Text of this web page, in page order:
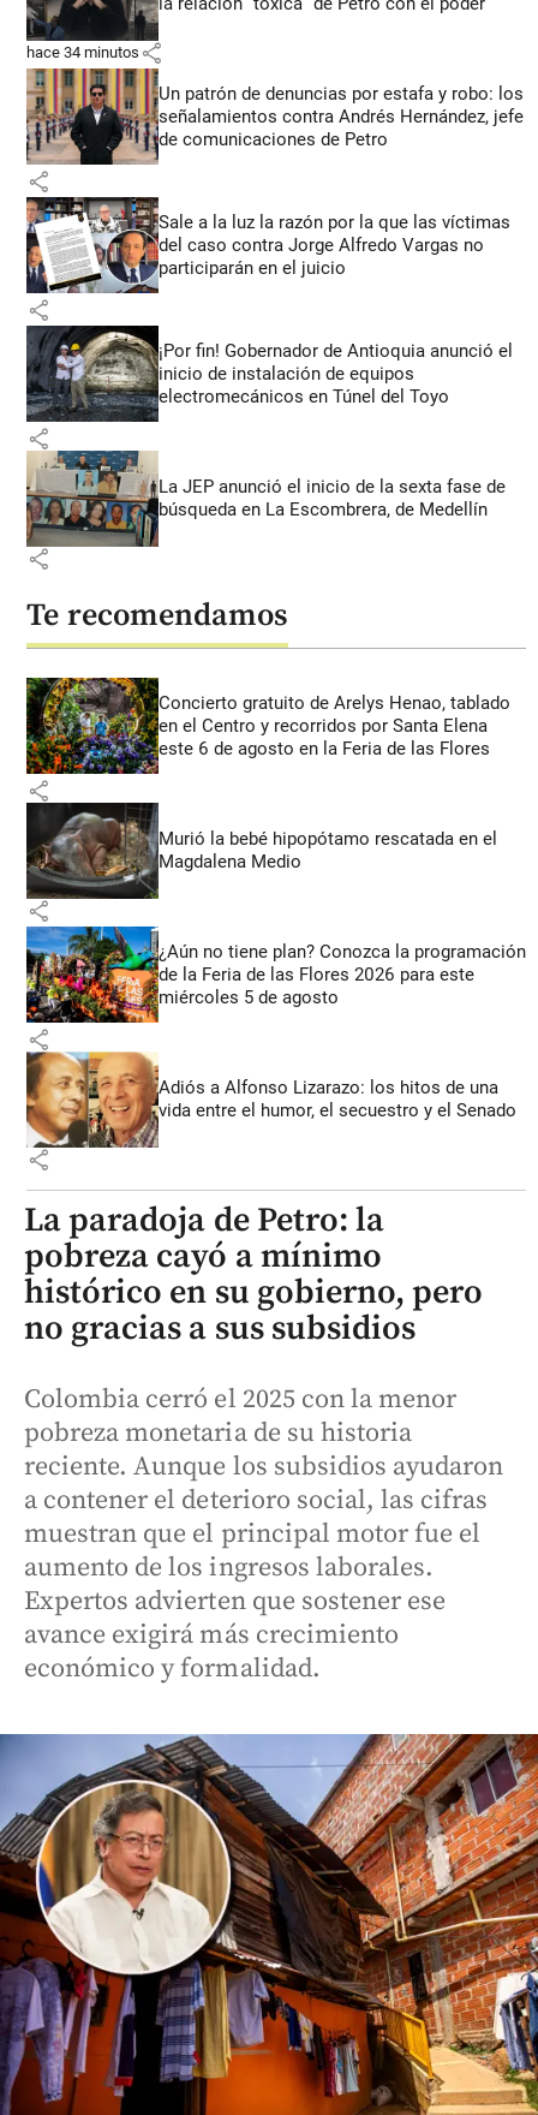
hace 34 minutos share
Un patrón de denuncias por estafa y robo: los
señalamientos contra Andrés Hernández, jefe
de comunicaciones de Petro
share
Sale a la luz la razón por la que las víctimas
del caso contra Jorge Alfredo Vargas no
participarán en el juicio
share
¡Por fin! Gobernador de Antioquia anunció el
inicio de instalación de equipos
electromecánicos en Túnel del Toyo
share
La JEP anunció el inicio de la sexta fase de
búsqueda en La Escombrera, de Medellín
share
Te recomendamos
Concierto gratuito de Arelys Henao, tablado
en el Centro y recorridos por Santa Elena
este 6 de agosto en la Feria de las Flores
share
Murió la bebé hipopótamo rescatada en el
Magdalena Medio
share
¿Aún no tiene plan? Conozca la programación
de la Feria de las Flores 2026 para este
miércoles 5 de agosto
share
Adiós a Alfonso Lizarazo: los hitos de una
vida entre el humor, el secuestro y el Senado
share
La paradoja de Petro: la
pobreza cayó a mínimo
histórico en su gobierno, pero
no gracias a sus subsidios
Colombia cerró el 2025 con la menor
pobreza monetaria de su historia
reciente. Aunque los subsidios ayudaron
a contener el deterioro social, las cifras
muestran que el principal motor fue el
aumento de los ingresos laborales.
Expertos advierten que sostener ese
avance exigirá más crecimiento
económico y formalidad.